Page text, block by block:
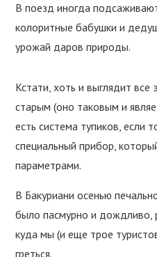
В поезд иногда
колоритные бабушки и
урожай даров природы.
Кстати, хоть и выглядит
старым (оно таковым и
есть система тупиков, если
специальный прибор,
параметрами.
В Бакуриани осенью
было пасмурно и дождливо,
куда мы (и еще трое
греться.